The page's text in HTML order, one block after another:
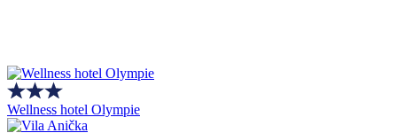
Wellness hotel Olympie